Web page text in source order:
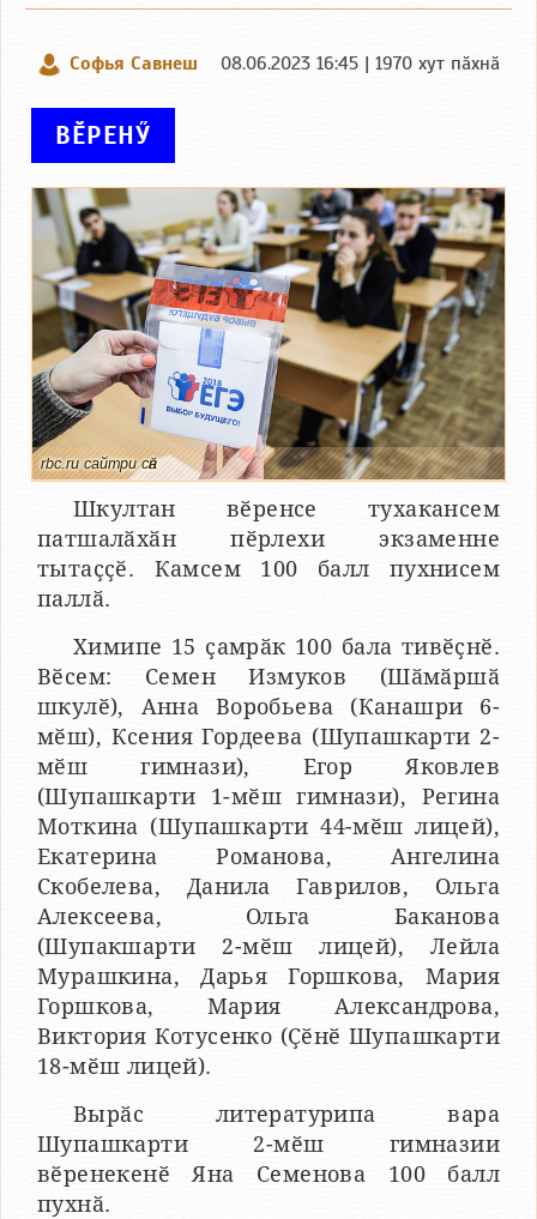
Софья Савнеш 08.06.2023 16:45 | 1970 хут пӑхнӑ
ВӖРЕНӲ
rbc.ru сайтри сӑн
Шкултан вӗренсе тухакансем
патшалӑхӑн пӗрлехи экзаменне
тытаҫҫӗ. Камсем 100 балл пухнисем
паллӑ.
Химипе 15 ҫамрӑк 100 бала тивӗҫнӗ.
Вӗсем: Семен Измуков (Шӑмӑршӑ
шкулӗ), Анна Воробьева (Канашри 6-
мӗш), Ксения Гордеева (Шупашкарти 2-
мӗш гимнази), Егор Яковлев
(Шупашкарти 1-мӗш гимнази), Регина
Моткина (Шупашкарти 44-мӗш лицей),
Екатерина Романова, Ангелина
Скобелева, Данила Гаврилов, Ольга
Алексеева, Ольга Баканова
(Шупакшарти 2-мӗш лицей), Лейла
Мурашкина, Дарья Горшкова, Мария
Горшкова, Мария Александрова,
Виктория Котусенко (Ҫӗнӗ Шупашкарти
18-мӗш лицей).
Вырӑс литературипа вара
Шупашкарти 2-мӗш гимназии
вӗренекенӗ Яна Семенова 100 балл
пухнӑ.